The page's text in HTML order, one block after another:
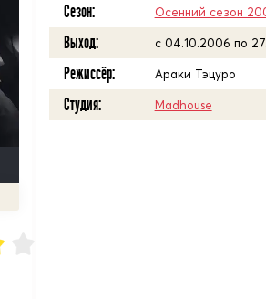
Сезон: Осенний сезон
Выход: с 04.10.2006 по
Режиссёр: Араки Тэцуро
Студия: Madhouse